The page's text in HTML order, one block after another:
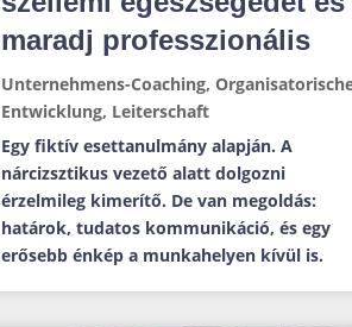
maradj professzionális
Unternehmens-Coaching,
Entwicklung, Leiterschaft
Egy fiktív esettanulmány alapján. A
nárcizsztikus vezető alatt dolgozni
érzelmileg kimerítő. De van megoldás:
határok, tudatos kommunikáció, és egy
erősebb énkép a munkahelyen kívül is.